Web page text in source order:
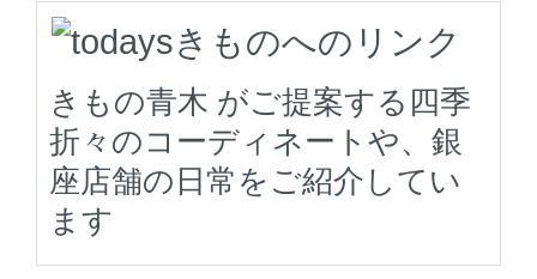
きもの青木 がご提案する四季
折々のコーディネートや、銀
座店舗の日常をご紹介してい
ます